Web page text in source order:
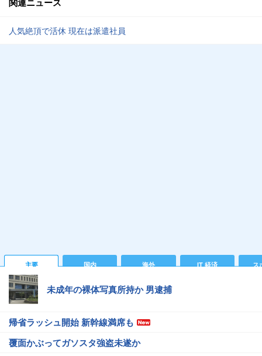
人気絶頂で活休 現在は派遣社員
主要 国内 海外 IT 経済 ス
未成年の裸体写真所持か 男逮捕
帰省ラッシュ開始 新幹線満席も
覆面かぶってガソスタ強盗未遂か